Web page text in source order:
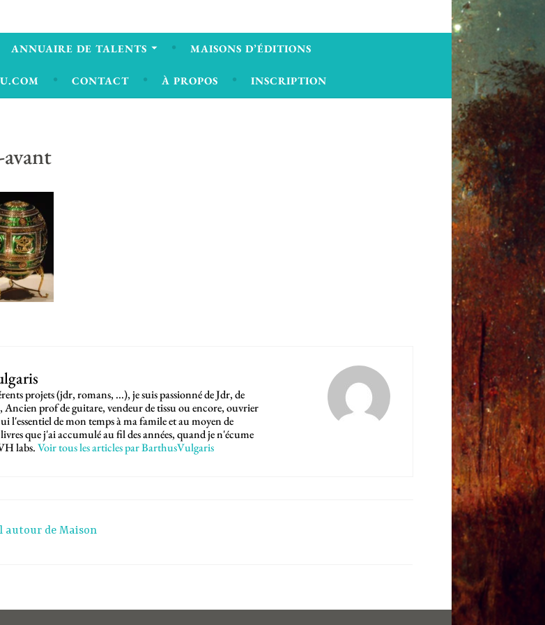
ANNUAIRE DE TALENTS MAISONS D’ÉDITIONS
CONTACT À PROPOS INSCRIPTION
projets (jdr, romans, ...), je suis passionné de Jdr, de
Ancien prof de guitare, vendeur de tissu ou encore, ouvrier
l'essentiel de mon temps à ma famile et au moyen de
que j'ai accumulé au fil des années, quand je n'écume
labs.Voir tous les articles par BarthusVulgaris
autour de Maison